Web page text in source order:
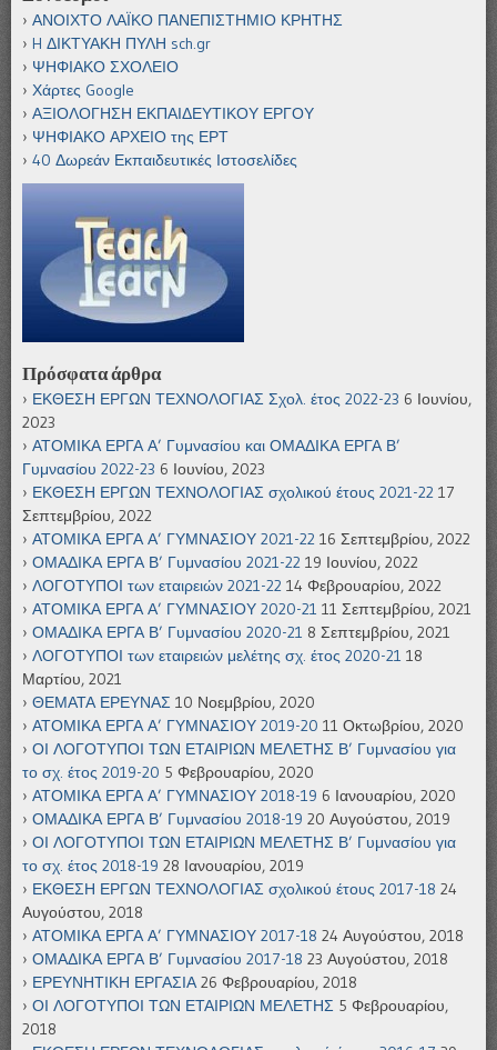
ΑΝΟΙΧΤΟ ΛΑΪΚΟ ΠΑΝΕΠΙΣΤΗΜΙΟ ΚΡΗΤΗΣ
H ΔΙΚΤΥΑΚΗ ΠΥΛΗ sch.gr
ΨΗΦΙΑΚΟ ΣΧΟΛΕΙΟ
Χάρτες Google
ΑΞΙΟΛΟΓΗΣΗ ΕΚΠΑΙΔΕΥΤΙΚΟΥ ΕΡΓΟΥ
ΨΗΦΙΑΚΟ ΑΡΧΕΙΟ της ΕΡΤ
40 Δωρεάν Εκπαιδευτικές Ιστοσελίδες
Πρόσφατα άρθρα
ΕΚΘΕΣΗ ΕΡΓΩΝ ΤΕΧΝΟΛΟΓΙΑΣ Σχολ. έτος 2022-23 6 Ιουνίου,
2023
ΑΤΟΜΙΚΑ ΕΡΓΑ Α’ Γυμνασίου και ΟΜΑΔΙΚΑ ΕΡΓΑ Β’
Γυμνασίου 2022-23 6 Ιουνίου, 2023
ΕΚΘΕΣΗ ΕΡΓΩΝ ΤΕΧΝΟΛΟΓΙΑΣ σχολικού έτους 2021-22 17
Σεπτεμβρίου, 2022
ΑΤΟΜΙΚΑ ΕΡΓΑ Α’ ΓΥΜΝΑΣΙΟΥ 2021-22 16 Σεπτεμβρίου, 2022
ΟΜΑΔΙΚΑ ΕΡΓΑ Β’ Γυμνασίου 2021-22 19 Ιουνίου, 2022
ΛΟΓΟΤΥΠΟΙ των εταιρειών 2021-22 14 Φεβρουαρίου, 2022
ΑΤΟΜΙΚΑ ΕΡΓΑ Α’ ΓΥΜΝΑΣΙΟΥ 2020-21 11 Σεπτεμβρίου, 2021
ΟΜΑΔΙΚΑ ΕΡΓΑ Β’ Γυμνασίου 2020-21 8 Σεπτεμβρίου, 2021
ΛΟΓΟΤΥΠΟΙ των εταιρειών μελέτης σχ. έτος 2020-21 18
Μαρτίου, 2021
ΘΕΜΑΤΑ ΕΡΕΥΝΑΣ 10 Νοεμβρίου, 2020
ΑΤΟΜΙΚΑ ΕΡΓΑ Α’ ΓΥΜΝΑΣΙΟΥ 2019-20 11 Οκτωβρίου, 2020
ΟΙ ΛΟΓΟΤΥΠΟΙ ΤΩΝ ΕΤΑΙΡΙΩΝ ΜΕΛΕΤΗΣ Β’ Γυμνασίου για
το σχ. έτος 2019-20 5 Φεβρουαρίου, 2020
ΑΤΟΜΙΚΑ ΕΡΓΑ Α’ ΓΥΜΝΑΣΙΟΥ 2018-19 6 Ιανουαρίου, 2020
ΟΜΑΔΙΚΑ ΕΡΓΑ Β’ Γυμνασίου 2018-19 20 Αυγούστου, 2019
ΟΙ ΛΟΓΟΤΥΠΟΙ ΤΩΝ ΕΤΑΙΡΙΩΝ ΜΕΛΕΤΗΣ Β’ Γυμνασίου για
το σχ. έτος 2018-19 28 Ιανουαρίου, 2019
ΕΚΘΕΣΗ ΕΡΓΩΝ ΤΕΧΝΟΛΟΓΙΑΣ σχολικού έτους 2017-18 24
Αυγούστου, 2018
ΑΤΟΜΙΚΑ ΕΡΓΑ Α’ ΓΥΜΝΑΣΙΟΥ 2017-18 24 Αυγούστου, 2018
ΟΜΑΔΙΚΑ ΕΡΓΑ Β’ Γυμνασίου 2017-18 23 Αυγούστου, 2018
ΕΡΕΥΝΗΤΙΚΗ ΕΡΓΑΣΙΑ 26 Φεβρουαρίου, 2018
ΟΙ ΛΟΓΟΤΥΠΟΙ ΤΩΝ ΕΤΑΙΡΙΩΝ ΜΕΛΕΤΗΣ 5 Φεβρουαρίου,
2018